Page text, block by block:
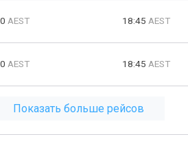
AEST 18:45 AEST
AEST 18:45 AEST
Показать больше рейсов